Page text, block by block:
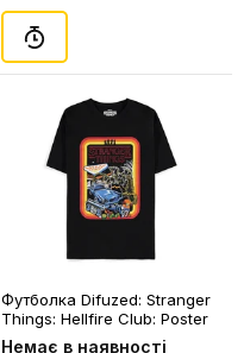
Футболка Difuzed: Stranger
Things: Hellfire Club: Poster
(L), (155075)
Немає в наявності